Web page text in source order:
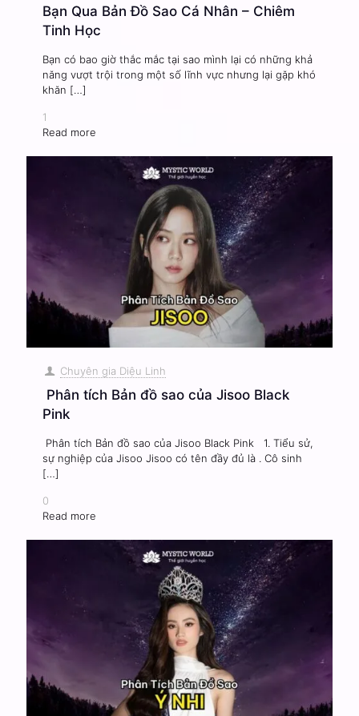
Bạn Qua Bản Đồ Sao Cá Nhân – Chiêm
Tinh Học
Bạn có bao giờ thắc mắc tại sao mình lại có những khả
năng vượt trội trong một số lĩnh vực nhưng lại gặp khó
khăn […]
1
Read more
Chuyên gia Diệu Linh
Phân tích Bản đồ sao của Jisoo Black
Pink
Phân tích Bản đồ sao của Jisoo Black Pink 1. Tiểu sử,
sự nghiệp của Jisoo Jisoo có tên đầy đủ là . Cô sinh
[…]
0
Read more